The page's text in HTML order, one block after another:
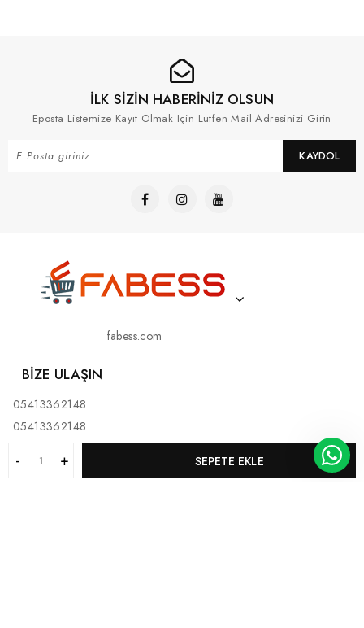
SEPETE EKLE
İLK SİZİN HABERİNİZ OLSUN
Eposta Listemize Kayıt Olmak Için Lütfen Mail Adresinizi Girin
KAYDOL
fabess.com
BIZE ULAŞIN
05413362148
05413362148